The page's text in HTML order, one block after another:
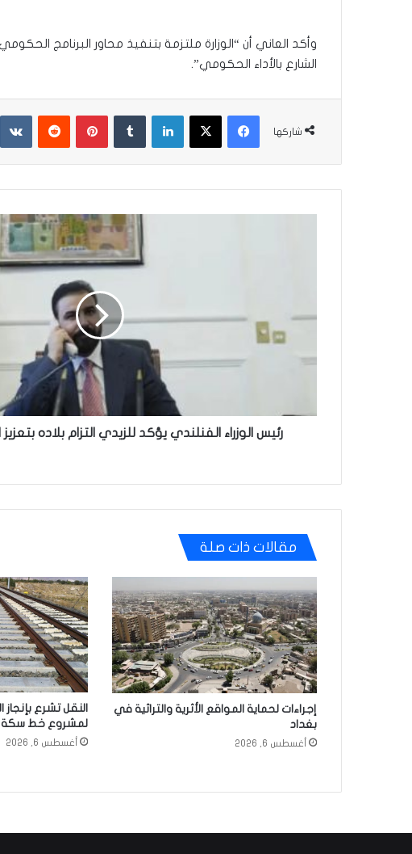
وأكد العاني أن “الوزارة ملتزمة بتنفيذ محاور البرنامج
الشارع بالأداء الحكومي”.
شاركها
فيسبوك
‫X لينكدإن بينتيريست
بلاده
العلاقات
رئيس الوزراء الفنلندي يؤكد للزيدي التزام بلاده بتعزيز
مقالات ذات صلة
إجراءات لحماية المواقع الأثرية والتراثية في
بغداد
أغسطس 6, 2026
النقل تشرع
لمشروع خط سكة
أغسطس 6, 2026